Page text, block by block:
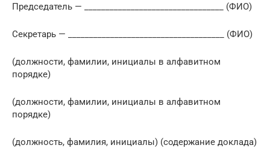
Председатель — _________________________________ (ФИО)
Секретарь — _____________________________________ (ФИО)
(должности, фамилии, инициалы в алфавитном
порядке)
(должности, фамилии, инициалы в алфавитном
порядке)
(должность, фамилия, инициалы) (содержание доклада)